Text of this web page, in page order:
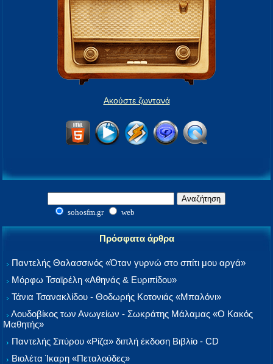
Ακούστε ζωντανά
sohosfm.gr web
Πρόσφατα άρθρα
Παντελής Θαλασσινός «Όταν γυρνώ στο σπίτι μου αργά»
Μόρφω Τσαϊρέλη «Αθηνάς & Ευριπίδου»
Τάνια Τσανακλίδου - Θοδωρής Κοτονιάς «Μπαλόνι»
Λουδοβίκος των Ανωγείων - Σωκράτης Μάλαμας «Ο Κακός
Μαθητής»
Παντελής Σπύρου «Ρίζα» διπλή έκδοση Βιβλίο - CD
Βιολέτα Ίκαρη «Πεταλούδες»